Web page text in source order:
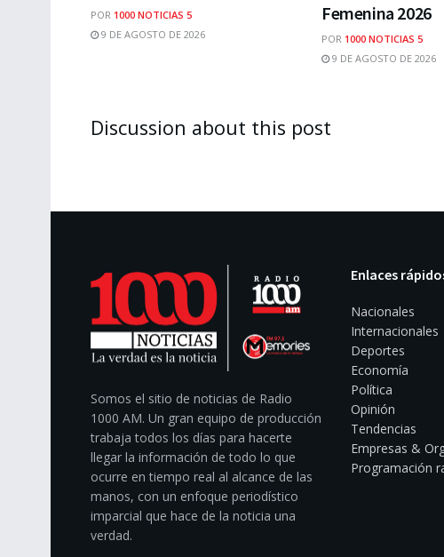
POR 1000 NOTICIAS 5
9 DE AGOSTO DE 2026
Femenina 2026
POR 1000 NOTICIAS 5
9 DE AGOSTO DE 2026
Discussion about this post
Somos el sitio de noticias de Radio
1000 AM. Un gran equipo de producción
trabaja todos los días para hacerte
llegar la información de todo lo que
ocurre en tiempo real al alcance de las
manos, con un enfoque periodístico
imparcial que hace de la noticia una
verdad.
Enlaces
Nacionales
Internacionales
Deportes
Economía
Política
Opinión
Tendencias
Empresas &
Programación